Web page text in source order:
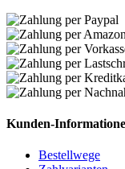
Kunden-
Bestellwege